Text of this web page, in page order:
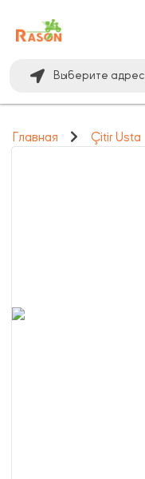
Выберите адрес
Главная Çitir Usta